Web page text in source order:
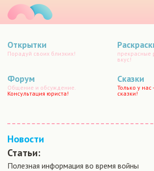
Открытки
Порадуй своих близких!
прекрасные
вкус!
Форум
Общение и обсуждение.
Консультация юриста!
Сказки
Только у нас
сказки!
Новости
Статьи:
Полезная информация во время войны